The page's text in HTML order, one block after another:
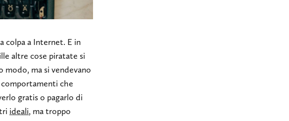
colpa a Internet. E in
altre cose piratate si
modo, ma si vendevano
che
gratis o pagarlo di
ideali, ma troppo